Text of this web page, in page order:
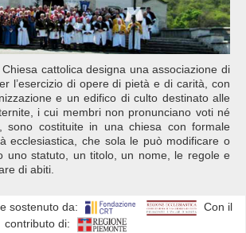
cattolica designa una associazione di
l’esercizio di opere di pietà e di carità, con
e un edifico di culto destinato alle
i cui membri non pronunciano voti né
sono costituite in una chiesa con formale
ecclesiastica, che sola le può modificare o
uno statuto, un titolo, un nome, le regole e
di abiti.
sostenuto da:
Con il
contributo di: